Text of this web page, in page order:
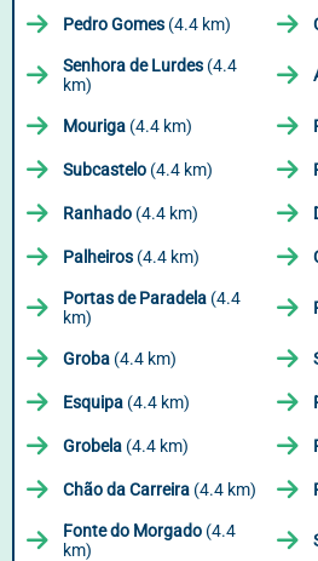
Pedro Gomes (4.4 km)
Senhora de Lurdes (4.4
km)
Mouriga (4.4 km)
Subcastelo (4.4 km)
Ranhado (4.4 km)
Palheiros (4.4 km)
Portas de Paradela (4.4
km)
Groba (4.4 km)
Esquipa (4.4 km)
Grobela (4.4 km)
Chão da Carreira (4.4 km)
Fonte do Morgado (4.4
km)